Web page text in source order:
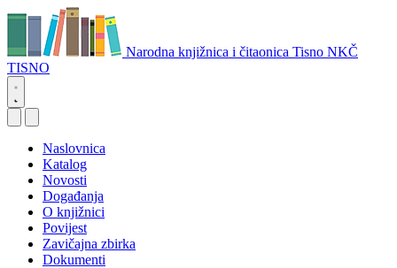
Narodna knjižnica i čitaonica Tisno NKČ
TISNO
Naslovnica
Katalog
Novosti
Događanja
O knjižnici
Povijest
Zavičajna zbirka
Dokumenti